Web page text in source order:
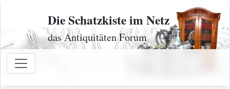
Zum Inhalt
Die Schatzkiste im Netz
das Antiquitäten Forum